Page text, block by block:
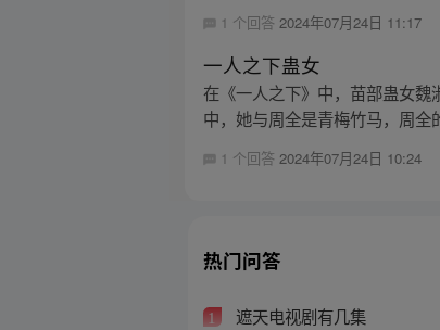
1 个回答 2024年07月24日 11:17
一人之下蛊女
在《一人之下》中，苗部蛊女
中，她与周全是青梅竹马，周
1 个回答2024年07月24日 10:24
热门问答
1 遮天电视剧有几集